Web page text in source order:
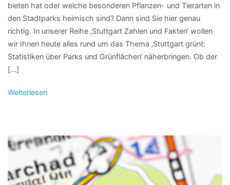
bieten hat oder welche besonderen Pflanzen- und Tierarten in
den Stadtparks heimisch sind? Dann sind Sie hier genau
richtig. In unserer Reihe ‚Stuttgart Zahlen und Fakten‘ wollen
wir Ihnen heute alles rund um das Thema ‚Stuttgart grünt:
Statistiken über Parks und Grünflächen‘ näherbringen. Ob der
[…]
Weiterlesen